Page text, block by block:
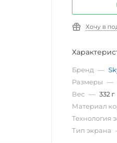
Хочу в
Бренд —
Размеры —
Вес — 332 г
Материал
Технология
Тип экрана